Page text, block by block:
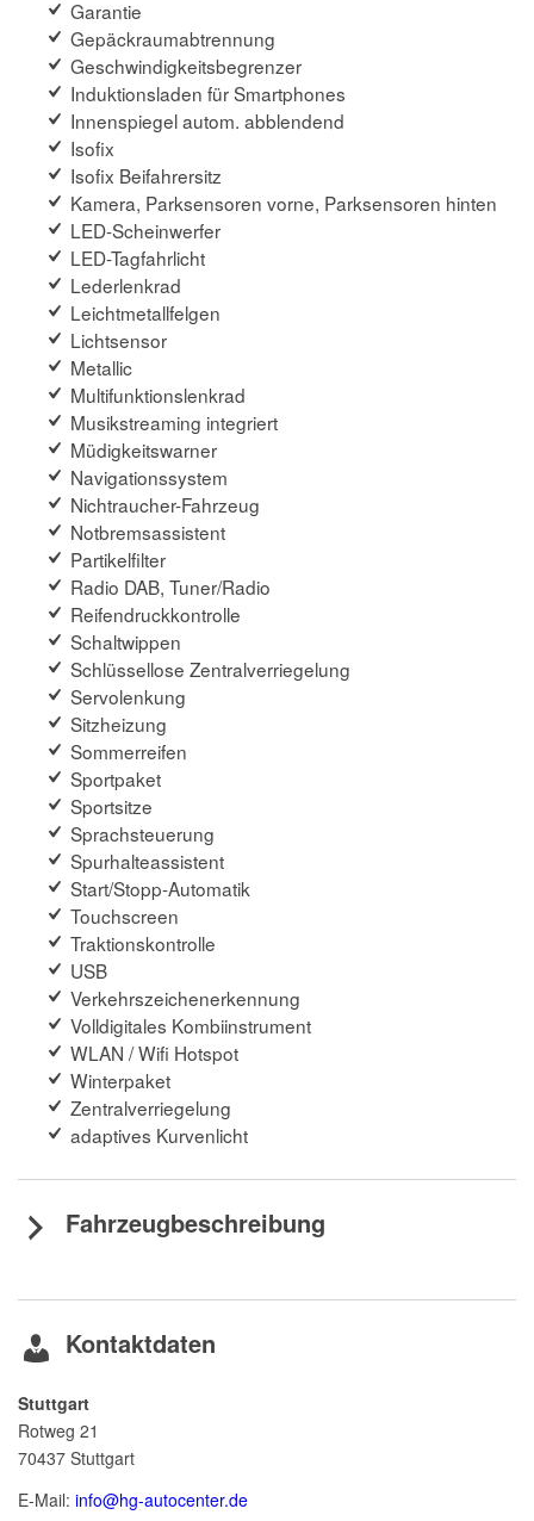
Garantie
Gepäckraumabtrennung
Geschwindigkeitsbegrenzer
Induktionsladen für Smartphones
Innenspiegel autom. abblendend
Isofix
Isofix Beifahrersitz
Kamera, Parksensoren vorne, Parksensoren hinten
LED-Scheinwerfer
LED-Tagfahrlicht
Lederlenkrad
Leichtmetallfelgen
Lichtsensor
Metallic
Multifunktionslenkrad
Musikstreaming integriert
Müdigkeitswarner
Navigationssystem
Nichtraucher-Fahrzeug
Notbremsassistent
Partikelfilter
Radio DAB, Tuner/Radio
Reifendruckkontrolle
Schaltwippen
Schlüssellose Zentralverriegelung
Servolenkung
Sitzheizung
Sommerreifen
Sportpaket
Sportsitze
Sprachsteuerung
Spurhalteassistent
Start/Stopp-Automatik
Touchscreen
Traktionskontrolle
USB
Verkehrszeichenerkennung
Volldigitales Kombiinstrument
WLAN / Wifi Hotspot
Winterpaket
Zentralverriegelung
adaptives Kurvenlicht
Fahrzeugbeschreibung
Kontaktdaten
Stuttgart
Rotweg 21
70437 Stuttgart
E-Mail: info@hg-autocenter.de